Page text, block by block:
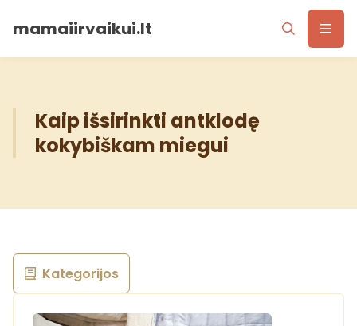
mamaiirvaikui.lt
Kaip išsirinkti antklodę
kokybiškam miegui
Kategorijos